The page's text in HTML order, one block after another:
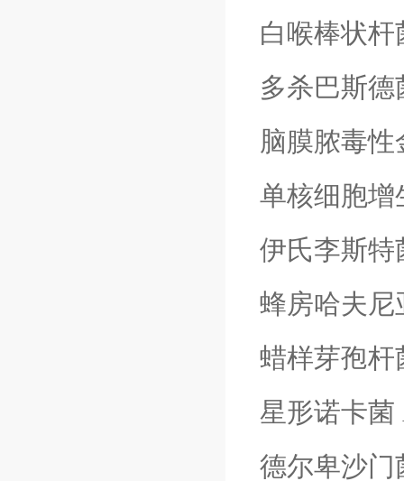
白喉棒状杆
多杀巴斯德
脑膜脓毒性
单核细胞增
伊氏李斯特
蜂房哈夫尼
蜡样芽孢杆
星形诺卡菌
德尔卑沙门